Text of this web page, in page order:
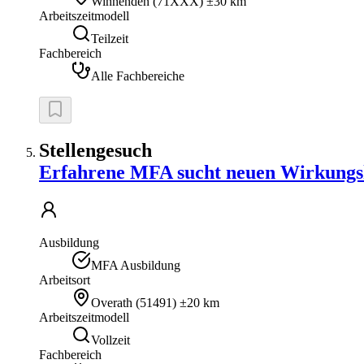
Arbeitszeitmodell
Teilzeit
Fachbereich
Alle Fachbereiche
Stellengesuch
Erfahrene MFA sucht neuen
Ausbildung
MFA Ausbildung
Arbeitsort
Overath (51491) ±20 km
Arbeitszeitmodell
Vollzeit
Fachbereich